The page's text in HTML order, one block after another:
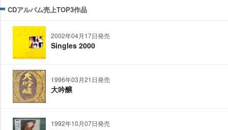
CDアルバム売上TOP3作品
2002年04月17日発売
Singles 2000
1996年03月21日発売
大吟醸
1992年10月07日発売